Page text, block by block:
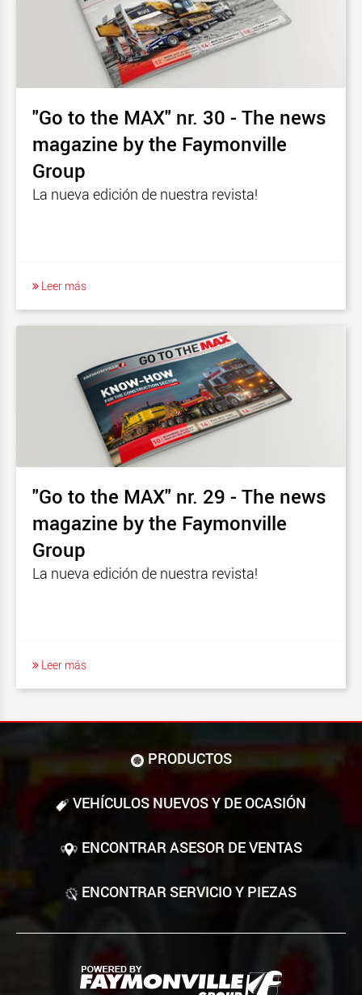
"Go to the MAX" nr. 30 - The news
magazine by the Faymonville
Group
La nueva edición de nuestra revista!
Leer más
"Go to the MAX" nr. 29 - The news
magazine by the Faymonville
Group
La nueva edición de nuestra revista!
Leer más
PRODUCTOS
VEHÍCULOS NUEVOS Y DE OCASIÓN
ENCONTRAR ASESOR DE VENTAS
ENCONTRAR SERVICIO Y PIEZAS